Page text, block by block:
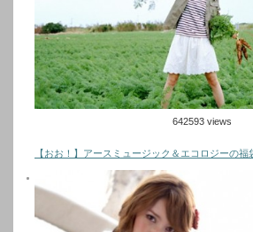
642593 views
【おお！】アースミュージック＆エコロジーの福